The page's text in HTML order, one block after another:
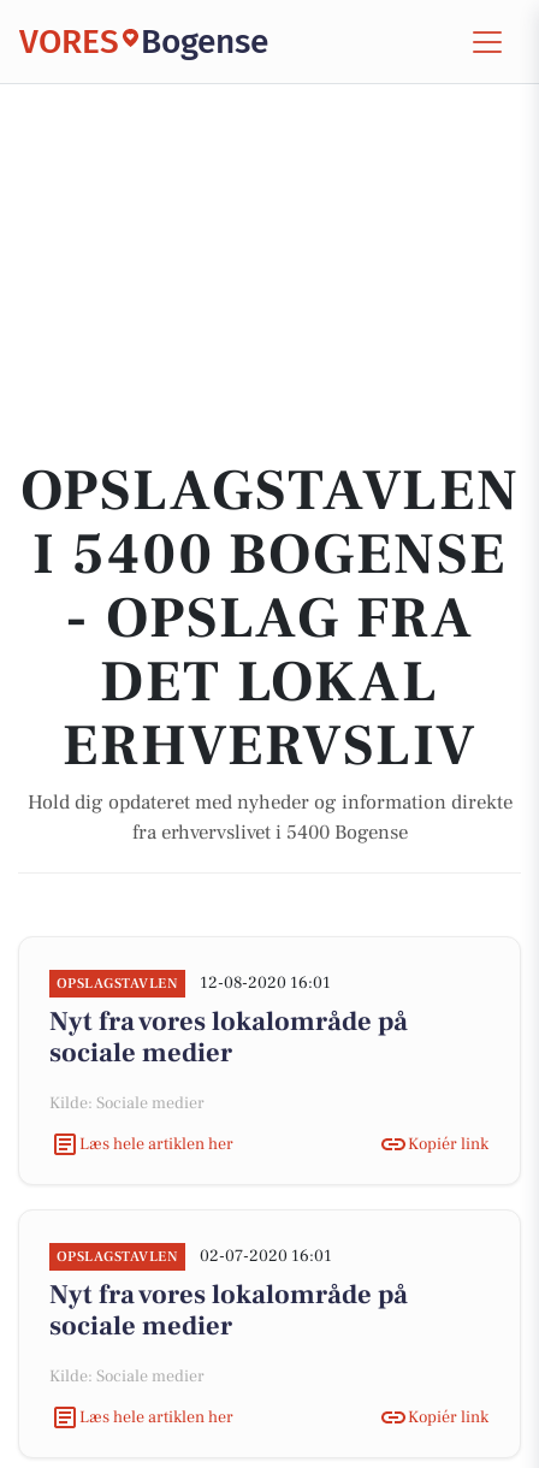
VORES Bogense
OPSLAGSTAVLEN
I 5400 BOGENSE
- OPSLAG FRA
DET LOKAL
ERHVERVSLIV
Hold dig opdateret med nyheder og information direkte
fra erhvervslivet i 5400 Bogense
OPSLAGSTAVLEN 12-08-2020 16:01
Nyt fra vores lokalområde på
sociale medier
Kilde: Sociale medier
Læs hele artiklen her
Kopiér link
OPSLAGSTAVLEN 02-07-2020 16:01
Nyt fra vores lokalområde på
sociale medier
Kilde: Sociale medier
Læs hele artiklen her
Kopiér link